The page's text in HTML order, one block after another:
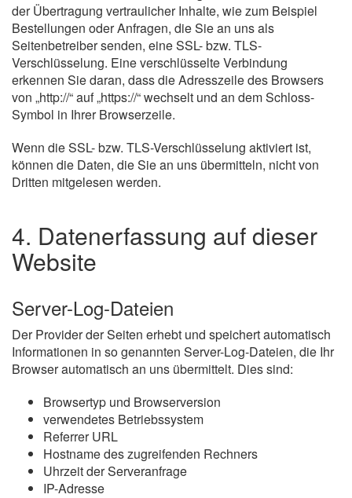
der Übertragung vertraulicher Inhalte, wie zum Beispiel
Bestellungen oder Anfragen, die Sie an uns als
Seitenbetreiber senden, eine SSL- bzw. TLS-
Verschlüsselung. Eine verschlüsselte Verbindung
erkennen Sie daran, dass die Adresszeile des Browsers
von „http://“ auf „https://“ wechselt und an dem Schloss-
Symbol in Ihrer Browserzeile.
Wenn die SSL- bzw. TLS-Verschlüsselung aktiviert ist,
können die Daten, die Sie an uns übermitteln, nicht von
Dritten mitgelesen werden.
4. Datenerfassung auf dieser
Website
Server-Log-Dateien
Der Provider der Seiten erhebt und speichert automatisch
Informationen in so genannten Server-Log-Dateien, die Ihr
Browser automatisch an uns übermittelt. Dies sind:
Browsertyp und Browserversion
verwendetes Betriebssystem
Referrer URL
Hostname des zugreifenden Rechners
Uhrzeit der Serveranfrage
IP-Adresse